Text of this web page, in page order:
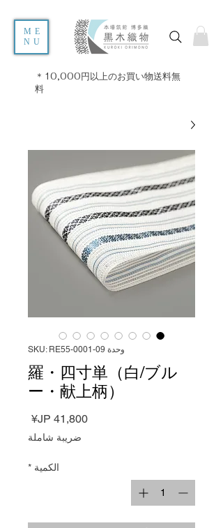
ME
NU
＊10,000円以上のお買い物送料無
料
وحدة SKU: RE55-0001-09
羅・四寸単（白/ブル
ー・献上柄）
السعر
ضريبة شاملة
الكمية *